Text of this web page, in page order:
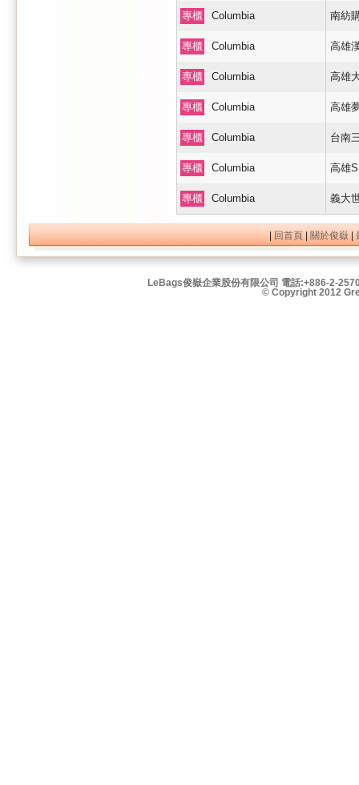
專櫃 Columbia 南紡
專櫃 Columbia 高雄
專櫃 Columbia 高雄
專櫃 Columbia 高雄
專櫃 Columbia 台南
專櫃 Columbia 高雄
專櫃 Columbia 義大
|回首頁|關於俊嶽|
LeBags俊嶽企業股份有限公司 電話:+886-2-
© Copyright 2012